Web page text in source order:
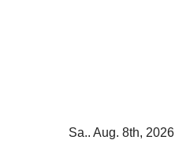
Sa.. Aug. 8th, 2026